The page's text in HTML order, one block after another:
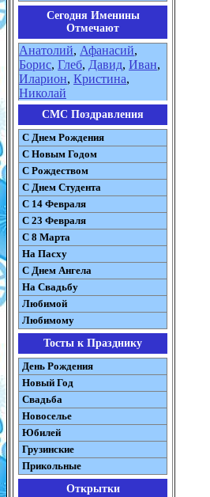
Сегодня Именины
Отмечают
Анатолий, Афанасий,
Борис, Глеб, Давид, Иван,
Иларион, Кристина,
Николай
СМС Поздравления
С Днем Рождения
С Новым Годом
С Рождеством
C Днем Студента
С 14 Февраля
С 23 Февраля
С 8 Марта
На Пасху
C Днем Ангела
На Свадьбу
Любимой
Любимому
Тосты к Празднику
День Рождения
Новый Год
Свадьба
Новоселье
Юбилей
Грузинские
Прикольные
Открытки